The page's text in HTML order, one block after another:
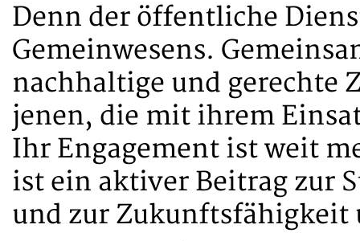
Denn der öffentliche
Gemeinwesens.
nachhaltige und gerechte
jenen, die mit ihrem
Ihr Engagement ist weit
ist ein aktiver Beitrag zur
und zur Zukunftsfähigkeit